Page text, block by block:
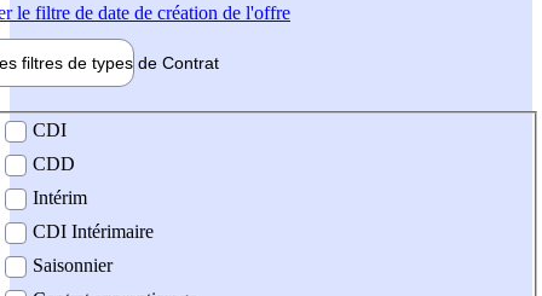
le filtre de date de création de l'offre
filtres de types de Contrat
contrat
CDI
CDD
Intérim
CDI Intérimaire
Saisonnier